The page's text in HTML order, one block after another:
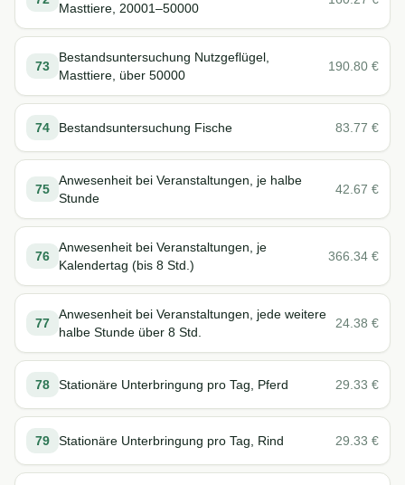
Masttiere, 20001–50000
73
Bestandsuntersuchung Nutzgeflügel,
Masttiere, über 50000
190.80 €
74 Bestandsuntersuchung Fische 83.77 €
75
Anwesenheit bei Veranstaltungen, je halbe
Stunde
42.67 €
76
Anwesenheit bei Veranstaltungen, je
Kalendertag (bis 8 Std.)
366.34 €
77
Anwesenheit bei Veranstaltungen, jede weitere
halbe Stunde über 8 Std.
24.38 €
78 Stationäre Unterbringung pro Tag, Pferd 29.33 €
79 Stationäre Unterbringung pro Tag, Rind 29.33 €